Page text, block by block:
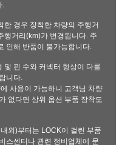
.
경우 장착한 차량의 주행거
행거리(km)가 변경됩니다. 주
인해 반품이 불가능합니다.
및 핀 수와 커넥터 형상이 다를
니다.
사용이 가능하니 고객님 차량
없다면 상위 옵션 부품 장착도
외)부터는 LOCK이 걸린 부품
스센터나 관련 정비업체에 문